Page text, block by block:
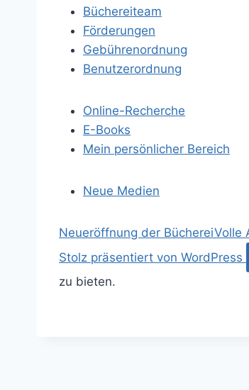
Büchereiteam
Förderungen
Gebührenordnung
Benutzerordnung
Online-Recherche
E-Books
Mein persönlicher Bereich
Neue Medien
S
p
i
Neueröffnung der BüchereiVolle
Stolz präsentiert von WordPress
zu bieten.